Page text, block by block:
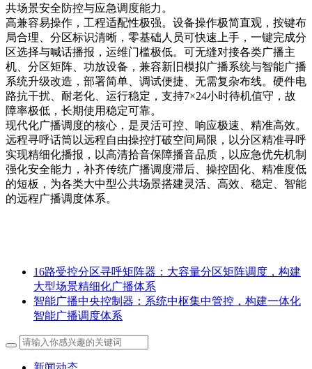
共场景安全防控与应急调度能力。
高兼容易操作，工程适配性极强。设备操作极简直观，按键布
局合理、分区标识清晰，零基础人员可快速上手，一键完成分
区选择与喊话播报，运维门槛极低。可无缝对接各类广播主
机、分区矩阵、功放设备，兼容新旧模拟广播系统与智能广播
系统升级改造，部署简单、调试便捷、无需复杂布线。硬件电
路抗干扰、耐老化、运行稳定，支持7×24小时待机值守，故
障率极低，长期使用稳定可靠。
现代化广播调度的核心，是灵活可控、响应极速、精准高效。
远程寻呼话筒以远程自由操控打破空间局限，以分区精准寻呼
实现精细化播报，以高清拾音保障播音品质，以应急优先机制
强化安全能力，补齐传统广播调度滞后、操控固化、精准度低
的短板，为各类大中型公共场景搭建灵活、高效、稳定、智能
的远程广播调度体系。
16路受控分区寻呼矩阵器：大容量分区矩阵调度，构建
大型场景精细化广播体系
智能广播中央控制器：系统中枢集中管控，构建一体化
智能广播调度体系